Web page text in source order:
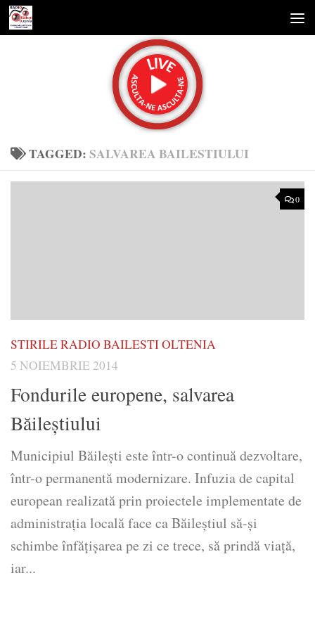
Skip to content
TAGGED:SALVAREA BAILESTIULUI
0
STIRILE RADIO BAILESTI OLTENIA
5 NOIEMBRIE 2014
Fondurile europene, salvarea
Băileştiului
Municipiul Băileşti este într-o continuă dezvoltare,
într-o permanentă modernizare. Infuzia de capital
european realizată prin proiectele implementate de
administraţia locală face ca Băileştiul să-şi
schimbe înfăţişarea pe zi ce trece, să prindă viaţă,
iar...